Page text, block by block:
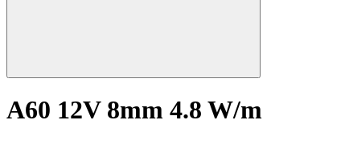
A60 12V 8mm 4.8 W/m